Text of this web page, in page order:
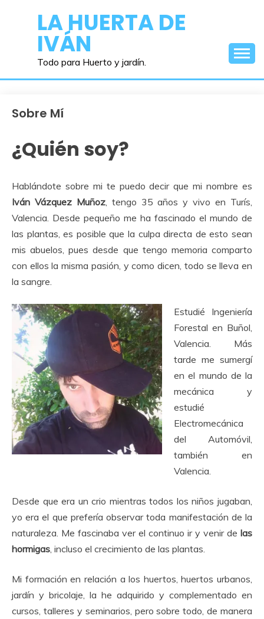
contenidoLA HUERTA DE
IVÁN
Todo para Huerto y jardín.
Sobre Mí
¿Quién soy?
Hablándote sobre mi te puedo decir que mi nombre es
Iván Vázquez Muñoz, tengo 35 años y vivo en Turís,
Valencia. Desde pequeño me ha fascinado el mundo de
las plantas, es posible que la culpa directa de esto sean
mis abuelos, pues desde que tengo memoria comparto
con ellos la misma pasión, y como dicen, todo se lleva en
la sangre.
Estudié Ingeniería
Forestal en Buñol,
Valencia. Más
tarde me sumergí
en el mundo de la
mecánica y
estudié
Electromecánica
del Automóvil,
también en
Valencia.
Desde que era un crio mientras todos los niños jugaban,
yo era el que prefería observar toda manifestación de la
naturaleza. Me fascinaba ver el continuo ir y venir de las
hormigas , incluso el crecimiento de las plantas.
Mi formación en relación a los huertos, huertos urbanos,
jardín y bricolaje, la he adquirido y complementado en
cursos, talleres y seminarios, pero sobre todo, de manera